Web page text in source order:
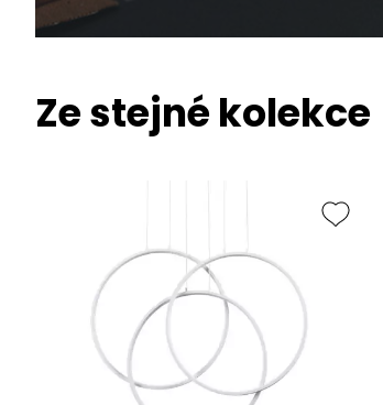
Ze stejné kolekce